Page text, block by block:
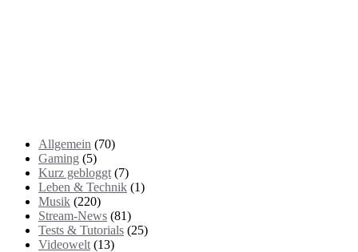
Allgemein (70)
Gaming (5)
Kurz gebloggt (7)
Leben & Technik (1)
Musik (220)
Stream-News (81)
Tests & Tutorials (25)
Videowelt (13)